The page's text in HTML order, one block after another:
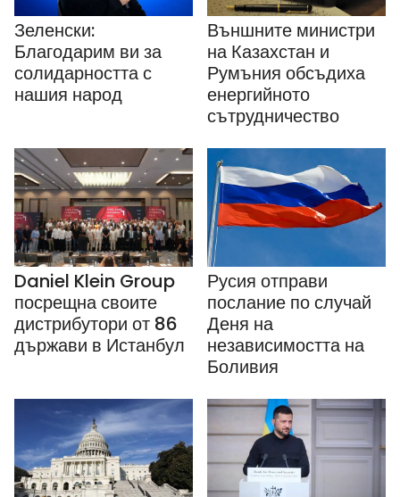
Зеленски:
Благодарим ви за
солидарността с
нашия народ
Външните министри
на Казахстан и
Румъния обсъдиха
енергийното
сътрудничество
Daniel Klein Group
посрещна своите
дистрибутори от 86
държави в Истанбул
Русия отправи
послание по случай
Деня на
независимостта на
Боливия